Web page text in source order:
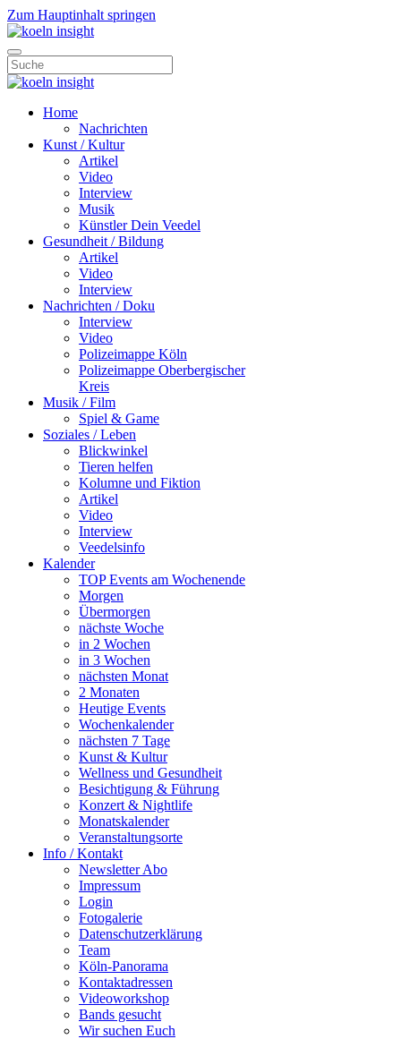
Zum Hauptinhalt springen
Home
Nachrichten
Kunst / Kultur
Artikel
Video
Interview
Musik
Künstler Dein Veedel
Gesundheit / Bildung
Artikel
Video
Interview
Nachrichten / Doku
Interview
Video
Polizeimappe Köln
Polizeimappe Oberbergischer
Kreis
Musik / Film
Spiel & Game
Soziales / Leben
Blickwinkel
Tieren helfen
Kolumne und Fiktion
Artikel
Video
Interview
Veedelsinfo
Kalender
TOP Events am Wochenende
Morgen
Übermorgen
nächste Woche
in 2 Wochen
in 3 Wochen
nächsten Monat
2 Monaten
Heutige Events
Wochenkalender
nächsten 7 Tage
Kunst & Kultur
Wellness und Gesundheit
Besichtigung & Führung
Konzert & Nightlife
Monatskalender
Veranstaltungsorte
Info / Kontakt
Newsletter Abo
Impressum
Login
Fotogalerie
Datenschutzerklärung
Team
Köln-Panorama
Kontaktadressen
Videoworkshop
Bands gesucht
Wir suchen Euch